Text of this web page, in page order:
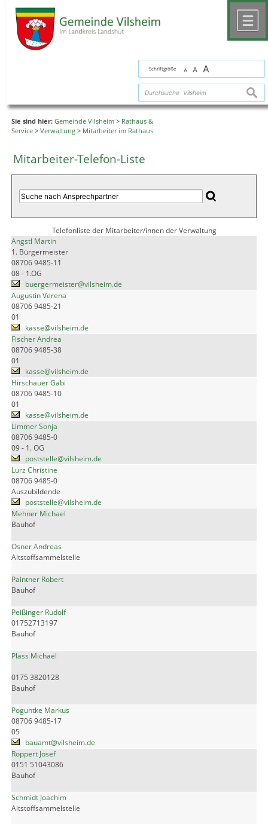
Schriftgröße A A A
Sie sind hier: Gemeinde Vilsheim > Rathaus &
Service > Verwaltung > Mitarbeiter im Rathaus
Mitarbeiter-Telefon-Liste
Telefonliste der Mitarbeiter/innen der Verwaltung
Angstl Martin
1. Bürgermeister
08706 9485-11
08 - 1.OG
buergermeister@vilsheim.de
Augustin Verena
08706 9485-21
01
kasse@vilsheim.de
Fischer Andrea
08706 9485-38
01
kasse@vilsheim.de
Hirschauer Gabi
08706 9485-10
01
kasse@vilsheim.de
Limmer Sonja
08706 9485-0
09 - 1. OG
poststelle@vilsheim.de
Lurz Christine
08706 9485-0
Auszubildende
poststelle@vilsheim.de
Mehner Michael
Bauhof
Osner Andreas
Altstoffsammelstelle
Paintner Robert
Bauhof
Peißinger Rudolf
01752713197
Bauhof
Plass Michael
0175 3820128
Bauhof
Poguntke Markus
08706 9485-17
05
bauamt@vilsheim.de
Roppert Josef
0151 51043086
Bauhof
Schmidt Joachim
Altstoffsammelstelle